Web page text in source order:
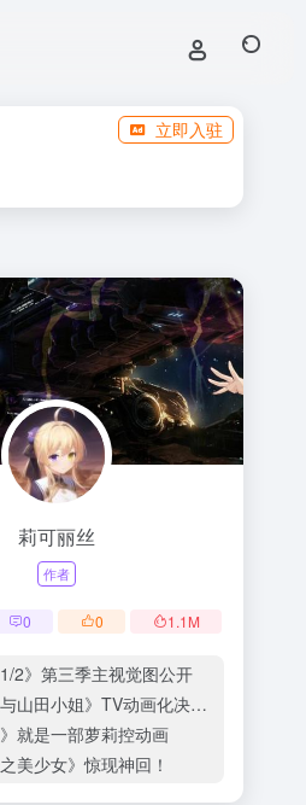
立即入驻
莉可丽丝
作者
0 0 1.1M
2》第三季主视觉图公开
田小姐》TV动画化决定！
》就是一部萝莉控动画
美少女》惊现神回！